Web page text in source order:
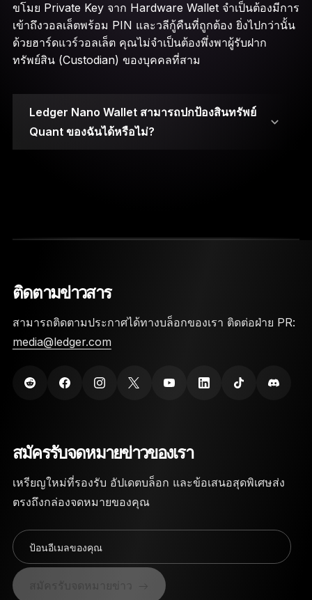
ขโมย Private Key จาก Hardware Wallet จำเป็นต้องมีการ
เข้าถึงวอลเล็ตพร้อม PIN และวลีกู้คืนที่ถูกต้อง ยิ่งไปกว่านั้น
ด้วยฮาร์ดแวร์วอลเล็ต คุณไม่จำเป็นต้องพึ่งพาผู้รับฝาก
ทรัพย์สิน (Custodian) ของบุคคลที่สาม
Ledger Nano Wallet สามารถปกป้องสินทรัพย์
Quant ของฉันได้หรือไม่?
Private Key ของคุณจะถูกจัดเก็บไว้ในชิป Secure
จำเป็นต้องใช้ทั้งรหัส PIN และวลีกู้คืน 24 คำเพื่อเข้า
ถึงวอลเล็ต
Ledger Nano Cryptocurrency Wallet ถูกสร้างขึ้น
กายภาพ
ติดตามข่าวสาร
สามารถติดตามประกาศได้ทางบล็อกของเรา ติดต่อฝ่าย PR:
media@ledger.com
สมัครรับจดหมายข่าวของเรา
เหรียญใหม่ที่รองรับ อัปเดตบล็อก และข้อเสนอสุดพิเศษส่ง
ตรงถึงกล่องจดหมายของคุณ
ป้อนอีเมลของคุณ